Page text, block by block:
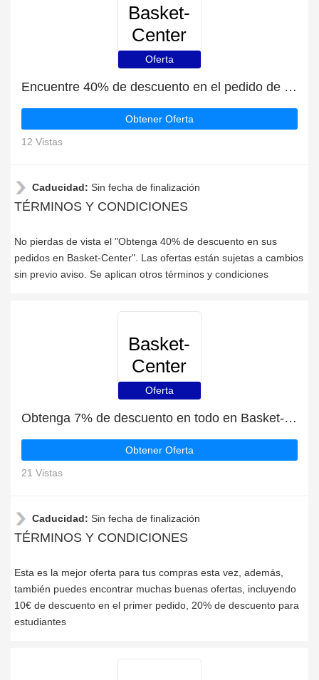
Basket-
Center
Oferta
Encuentre 40% de descuento en el pedido de Basket-Center
Obtener Oferta
12 Vistas
Caducidad: Sin fecha de finalización
TÉRMINOS Y CONDICIONES
No pierdas de vista el "Obtenga 40% de descuento en sus
pedidos en Basket-Center". Las ofertas están sujetas a cambios
sin previo aviso. Se aplican otros términos y condiciones
Basket-
Center
Oferta
Obtenga 7% de descuento en todo en Basket-Center | caduca pronto
Obtener Oferta
21 Vistas
Caducidad: Sin fecha de finalización
TÉRMINOS Y CONDICIONES
Esta es la mejor oferta para tus compras esta vez, además,
también puedes encontrar muchas buenas ofertas, incluyendo
10€ de descuento en el primer pedido, 20% de descuento para
estudiantes